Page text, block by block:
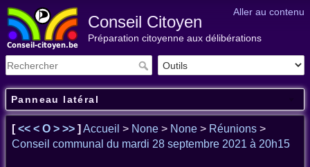
Aller au contenu
Conseil Citoyen
Préparation citoyenne aux délibérations
Panneau latéral
[<< < O > >> ] Accueil > None > None > Réunions >
Conseil communal du mardi 28 septembre 2021 à 20h15